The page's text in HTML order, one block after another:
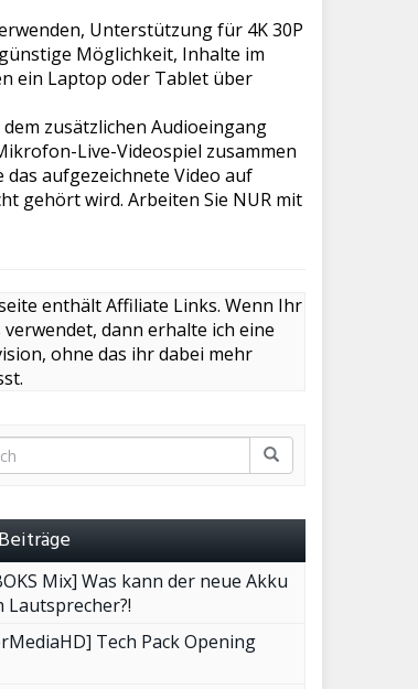
Unterstützung für 4K 30P
Möglichkeit, Inhalte im
ein Laptop oder Tablet über
zusätzlichen Audioeingang
Live-Videospiel zusammen
aufgezeichnete Video auf
gehört wird. Arbeiten Sie NUR mit
enthält Affiliate Links. Wenn Ihr
verwendet, dann erhalte ich eine
ohne das ihr dabei mehr
Mix] Was kann der neue Akku
Tech Pack Opening